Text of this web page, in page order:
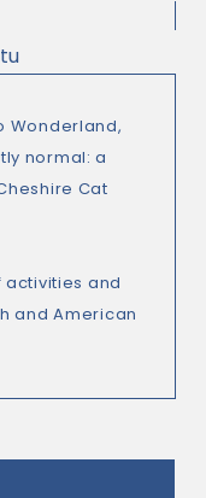
Wonderland,
normal: a
Cat
activities and
and American